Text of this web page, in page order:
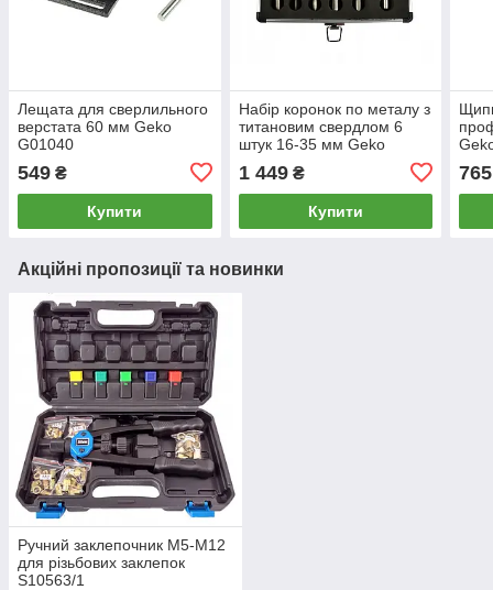
Лещата для сверлильного
верстата 60 мм Geko
G01040
549 ₴
Купити
Набір коронок по металу з
титановим свердлом 6
штук 16-35 мм Geko
1 449₴
Купити
765
Акційні пропозиції та новинки
Ручний заклепочник M5-M12
для різьбових заклепок
S10563/1